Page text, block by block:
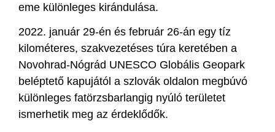
eme különleges kirándulása.
2022. január 29-én és február 26-án egy tíz
kilométeres, szakvezetéses túra keretében a
Novohrad-Nógrád UNESCO Globális Geopark
beléptető kapujától a szlovák oldalon megbúvó
különleges fatörzsbarlangig nyúló területet
ismerhetik meg az érdeklődők.